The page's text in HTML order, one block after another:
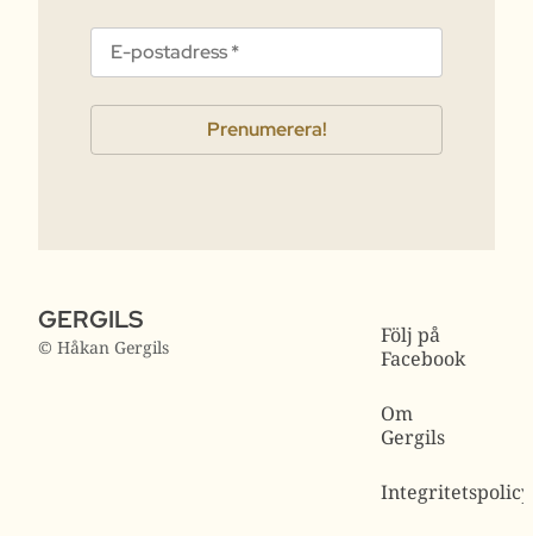
GERGILS
© Håkan Gergils
Följ på
Facebook
Om
Gergils
Integritetspolicy